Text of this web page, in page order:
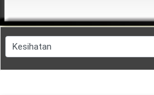
FESYEN
LELAKI(0)
MINYAK